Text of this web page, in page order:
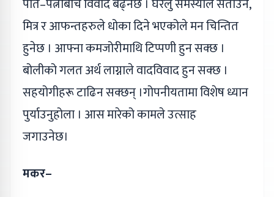
पति–पत्नीबीच विवाद बढ्नेछ । घरेलु समस्याले सताउने,
मित्र र आफन्तहरुले धोका दिने भएकोले मन चिन्तित
हुनेछ । आफ्ना कमजोरीमाथि टिप्पणी हुन सक्छ ।
बोलीको गलत अर्थ लाग्नाले वादविवाद हुन सक्छ ।
सहयोगीहरू टाढिन सक्छन् ।गोपनीयतामा विशेष ध्यान
पुर्याउनुहोला । आस मारेको कामले उत्साह
जगाउनेछ।
मकर–